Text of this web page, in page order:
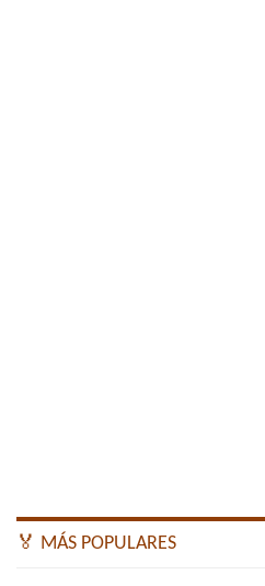
🏅 MÁS POPULARES